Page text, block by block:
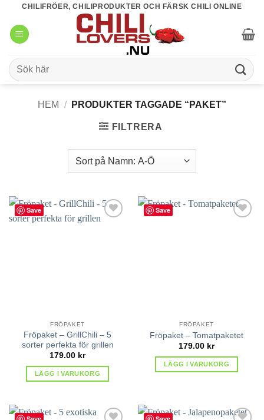
content
CHILIFRÖER, CHILIPRODUKTER OCH FÄRSK CHILI ONLINE
Sök
efter:
HEM / PRODUKTER TAGGADE “PAKET”
FILTRERA
Save
FRÖPAKET
Fröpaket – GrillChili – 5
sorter perfekta för grillen
179.00 kr
LÄGG I VARUKORG
Save
FRÖPAKET
Fröpaket – Tomatpaketet
179.00 kr
LÄGG I VARUKORG